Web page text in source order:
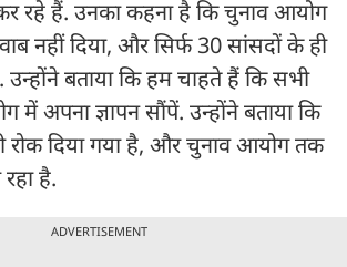
रहे हैं. उनका कहना है कि चुनाव आयोग
नहीं दिया, और सिर्फ 30 सांसदों के ही
बताया कि हम चाहते हैं कि सभी
में अपना ज्ञापन सौंपें. उन्होंने बताया कि
रोक दिया गया है, और चुनाव आयोग तक
है.
ADVERTISEMENT